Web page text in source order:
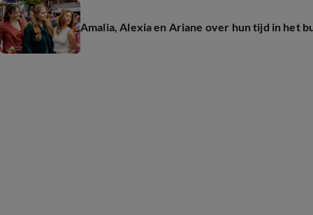
Amalia, Alexia en Ariane over hun tijd in het